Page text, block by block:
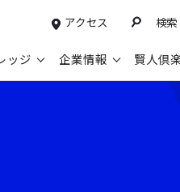
アクセス 検索
ッジ 企業情報 賢人倶